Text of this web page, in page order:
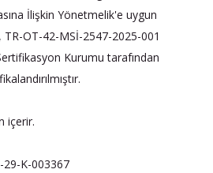
İlişkin Yönetmelik'e uygun
OT-42-MSİ-2547-2025-001
Kurumu tarafından
içerir.
29-K-003367